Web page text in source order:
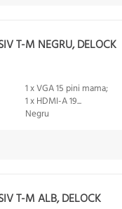
T-M NEGRU, DELOCK
1 x VGA 15 pini mama;
1 x HDMI-A 19...
Negru
T-M ALB, DELOCK